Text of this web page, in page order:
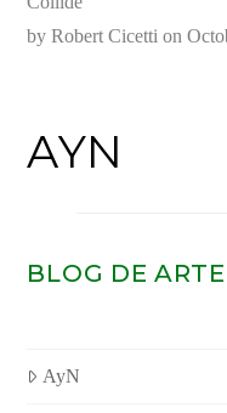
by Robert Cicetti on
AYN
BLOG DE
AyN